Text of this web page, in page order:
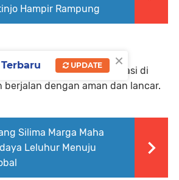
Hampir Rampung
kegiatan monitoring ini
proses rekapitulasi di
dengan aman dan lancar.
Silima Marga Maha
Leluhur Menuju
×
UPDATE